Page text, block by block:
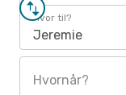
Hvor til?
Jeremie
Hvornår?